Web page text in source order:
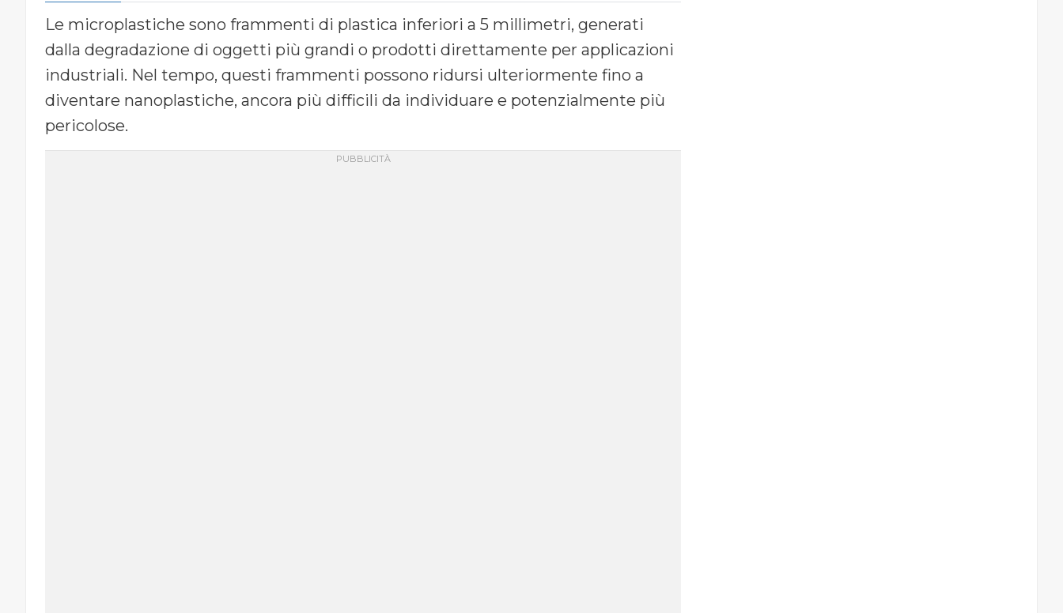
Le microplastiche sono frammenti di plastica inferiori a 5 millimetri, generati
dalla degradazione di oggetti più grandi o prodotti direttamente per applicazioni
industriali. Nel tempo, questi frammenti possono ridursi ulteriormente fino a
diventare nanoplastiche, ancora più difficili da individuare e potenzialmente più
pericolose.